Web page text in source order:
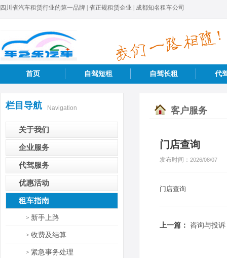
四川省汽车租赁行业的第一品牌 | 省正规租赁企业 | 成都知名租车公司
首页 自驾短租 自驾长租 代
栏目导航 Navigation
关于我们
企业服务
代驾服务
优惠活动
租车指南
> 新手上路
> 收费及结算
> 紧急事务处理
客户服务
门店查询
发布时间： 2026/08/07
门店查询
上一篇： 咨询与投诉